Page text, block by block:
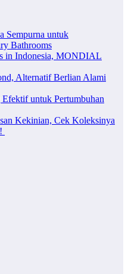
Sempurna untuk
Bathrooms
in Indonesia, MONDIAL
Alternatif Berlian Alami
untuk Pertumbuhan
Kekinian, Cek Koleksinya